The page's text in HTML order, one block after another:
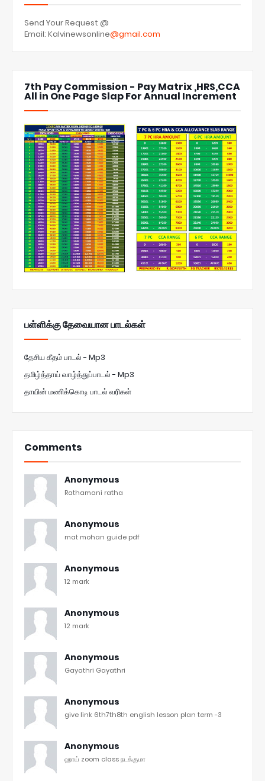
Send Your Request @
Email: Kalvinewsonline@gmail.com
7th Pay Commission - Pay Matrix ,HRS,CCA
All in One Page Slap For Annual Increment
பள்ளிக்கு தேவையான பாடல்கள்
தேசிய கீதம் பாடல் - Mp3
தமிழ்த்தாய் வாழ்த்துப்பாடல் - Mp3
தாயின் மணிக்கொடி பாடல் வரிகள்
Comments
Anonymous
Rathamani ratha
Anonymous
mat mohan guide pdf
Anonymous
12 mark
Anonymous
12 mark
Anonymous
Gayathri Gayathri
Anonymous
give link 6th7th8th english lesson plan term -3
Anonymous
ஹாய் zoom class நடக்குமா